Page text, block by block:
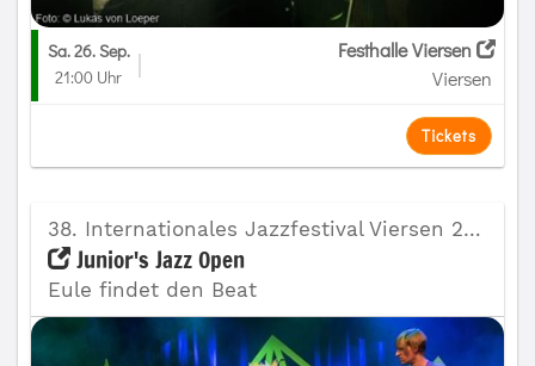
Sa. 26. Sep.
21:00 Uhr
Festhalle Viersen
Viersen
Tickets
38. Internationales Jazzfestival Viersen 2026
Junior's Jazz Open
Eule findet den Beat